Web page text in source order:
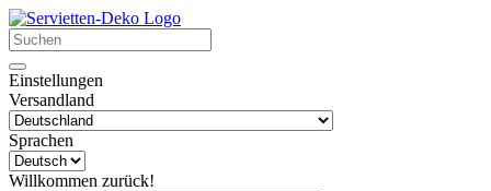
Einstellungen
Versandland
Sprachen
Willkommen zurück!